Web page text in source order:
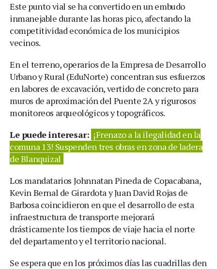
Este punto vial se ha convertido en un embudo
inmanejable durante las horas pico, afectando la
competitividad económica de los municipios
vecinos.
En el terreno, operarios de la Empresa de Desarrollo
Urbano y Rural (EduNorte) concentran sus esfuerzos
en labores de excavación, vertido de concreto para
muros de aproximación del Puente 2A y rigurosos
monitoreos arqueológicos y topográficos.
Le puede interesar: ¡Frenazo a la ilegalidad en la
comuna 13! Suspenden tres obras en zona de ladera
de Blanquizal
Los mandatarios Johnnatan Pineda de Copacabana,
Kevin Bernal de Girardota y Juan David Rojas de
Barbosa coincidieron en que el desarrollo de esta
infraestructura de transporte mejorará
drásticamente los tiempos de viaje hacia el norte
del departamento y el territorio nacional.
Se espera que en los próximos días las cuadrillas den